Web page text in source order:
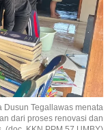
Dusun Tegallawas menata
dari proses renovasi dan